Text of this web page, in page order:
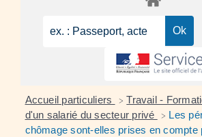
Accueil particuliers > Travail -
d'un salarié du secteur privé
> Les
chômage sont-elles prises en compte